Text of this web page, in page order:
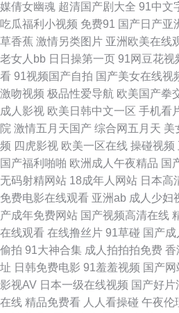
思瑞影院 97人人专区 福利社17p 欧美肥B
网站无码 日本色图欧美色图 福利二区 少
久久人妻在线观看 午夜男人av影院 99性爱
午夜淫荡影院 91偷拍在线 超碰总站 熟妻
老湿机无码 深夜无码福利视频 91社地址
色 九一福利区 婷婷涩丁香 91免费起飞18
产网址 日韩乱轮视频 91白丝少妇 东方影库
页 足交视频网址在线 俺去也性激情 久草
www 国产熟女一区 欧美穴穴 91福利视频
媒倩女幽魂 超清国产剧大全 91中文
吃瓜福利小视频 免费91 国产日产亚
草香蕉 激情另类图片 亚洲欧美在线
老女人bb 日日操第一页 91网豆花视
看 91视频国产自拍 国产美女在线视
激吻视频 极品性爱导航 欧美国产拳
成人影视 欧美日韩中文一区 手机看
院 激情五月天国产 综合网五月天 美
频 四虎影视 欧美一区在线 操碰视频
国产福利啪啪 欧洲成人午夜精品 国
无码射精网站 18成年人网站 日本高
免费电影在线观看 亚洲ab 成人少妇
产成年免费网站 国产视频高清在线
在线观看 在线撸丝片 91草碰 国产
偷拍 91大神合集 成人拍拍拍免费 香
址 日韩免费电影 91羞羞视频 国产网
影视AV 日本一级在线视频 国产好片
在线 精品免费看 人人看操碰 午夜伦